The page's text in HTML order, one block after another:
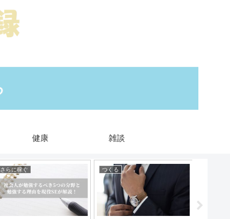
健康 雑談
さらに稼ぐ つくる